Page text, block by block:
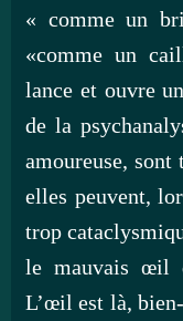
« comme un
«comme un
lance et ouvre
de la
amoureuse, sont
elles peuvent,
trop
le mauvais œil
L’œil est là,